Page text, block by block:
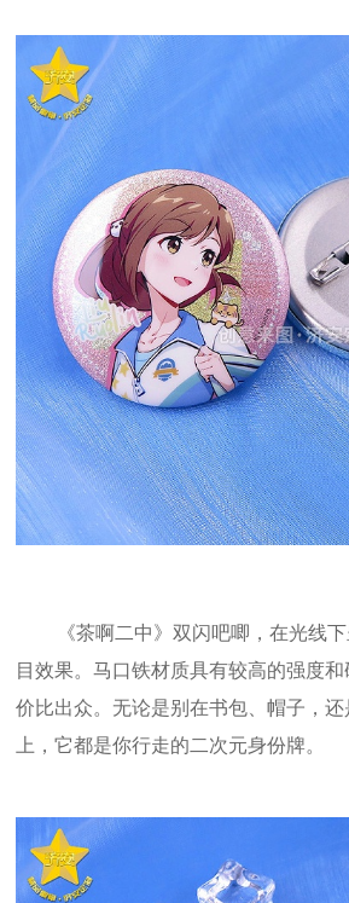
《茶啊二中》双闪吧唧，在光线
目效果。马口铁材质具有较高的强度
价比出众。无论是别在书包、帽子，还
上，它都是你行走的二次元身份牌。